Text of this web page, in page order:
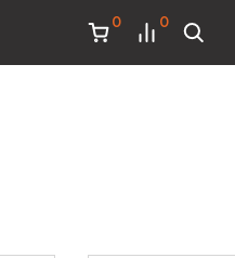
0 0